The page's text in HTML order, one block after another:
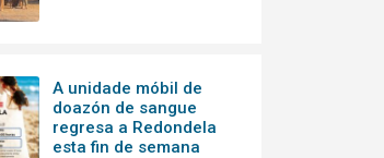
A unidade móbil de
doazón de sangue
regresa a Redondela
esta fin de semana